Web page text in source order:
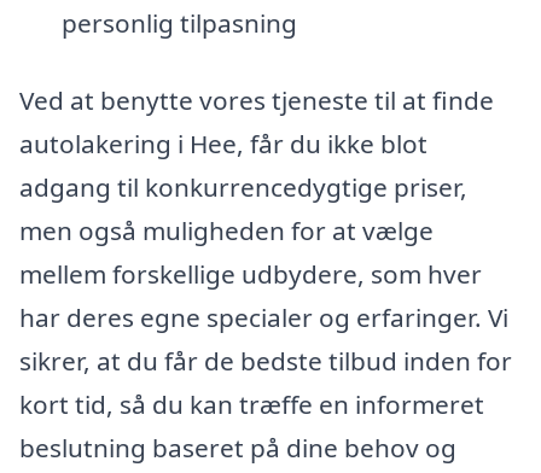
personlig tilpasning
Ved at benytte vores tjeneste til at finde
autolakering i Hee, får du ikke blot
adgang til konkurrencedygtige priser,
men også muligheden for at vælge
mellem forskellige udbydere, som hver
har deres egne specialer og erfaringer. Vi
sikrer, at du får de bedste tilbud inden for
kort tid, så du kan træffe en informeret
beslutning baseret på dine behov og